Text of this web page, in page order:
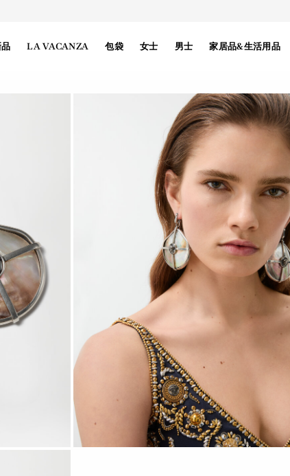
LA VACANZA 包袋 女士 男士 家居品&生活用品